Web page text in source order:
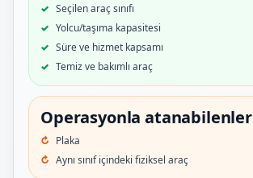
Seçilen araç sınıfı
Yolcu/taşıma kapasitesi
Süre ve hizmet kapsamı
Temiz ve bakımlı araç
Operasyonla atanabilenler
Plaka
Aynı sınıf içindeki fiziksel araç